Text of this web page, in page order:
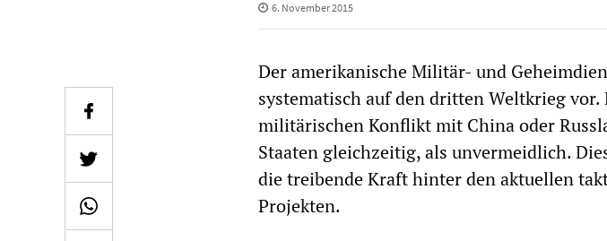
6. November 2015
Der amerikanische Militär- und
systematisch auf den dritten Weltkrieg
militärischen Konflikt mit China oder
Staaten gleichzeitig, als unvermeidlich.
die treibende Kraft hinter den aktuellen
Projekten.